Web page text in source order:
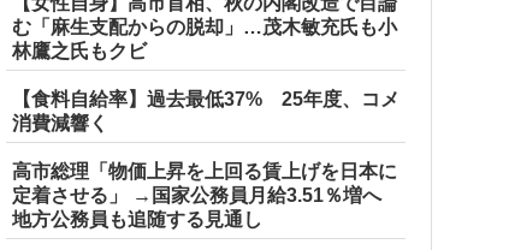
む「麻生支配からの脱却」…茂木敏充氏も小
林鷹之氏もクビ
【食料自給率】過去最低37% 25年度、コメ
消費減響く
高市総理「物価上昇を上回る賃上げを日本に
定着させる」 →国家公務員月給3.51％増へ
地方公務員も追随する見通し